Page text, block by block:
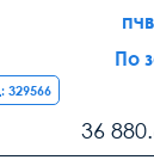
По
329566
36